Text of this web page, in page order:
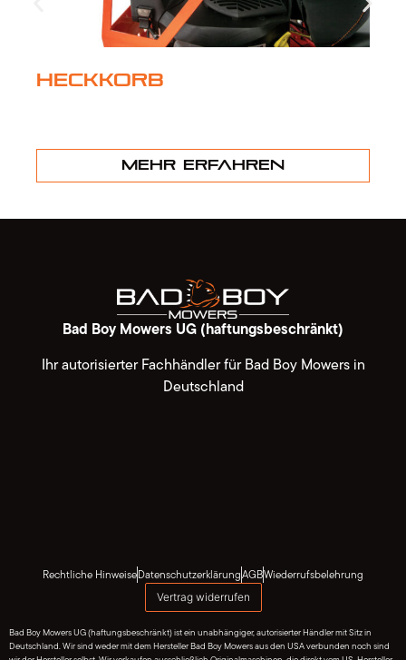
Heckkorb
Mehr erfahren
Bad Boy Mowers UG (haftungsbeschränkt)
Ihr autorisierter Fachhändler für Bad Boy Mowers in
Deutschland
Rechtliche HinweiseDatenschutzerklärungAGBWiederrufsbelehrung
Vertrag widerrufen
Bad Boy Mowers UG (haftungsbeschränkt) ist ein unabhängiger, autorisierter Händler mit Sitz in
Deutschland. Wir sind weder mit dem Hersteller Bad Boy Mowers aus den USA verbunden noch sind